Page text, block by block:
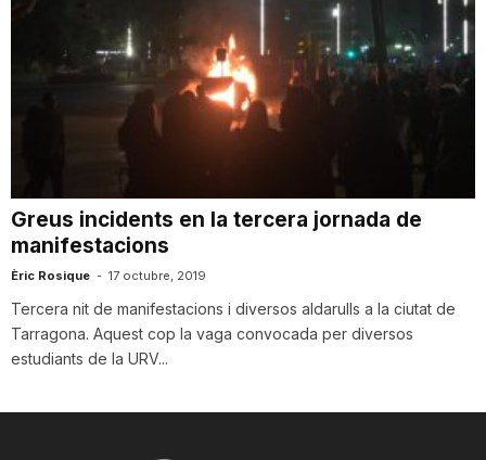
Greus incidents en la tercera jornada de
manifestacions
Èric Rosique - 17 octubre, 2019
Tercera nit de manifestacions i diversos aldarulls a la ciutat de
Tarragona. Aquest cop la vaga convocada per diversos
estudiants de la URV...